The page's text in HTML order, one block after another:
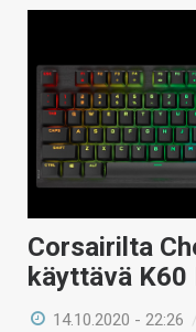
HINTA.FI
KAUPPA
VAIHDA TEEMA
HAKU
Corsairilta
käyttävä K60
14.10.2020 - 22:26